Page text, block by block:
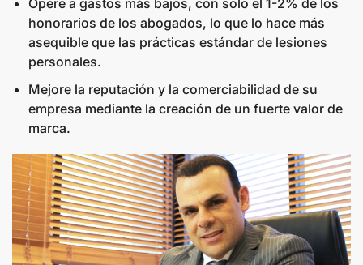
Opere a gastos más bajos, con solo el 1-2% de los
honorarios de los abogados, lo que lo hace más
asequible que las prácticas estándar de lesiones
personales.
Mejore la reputación y la comerciabilidad de su
empresa mediante la creación de un fuerte valor de
marca.